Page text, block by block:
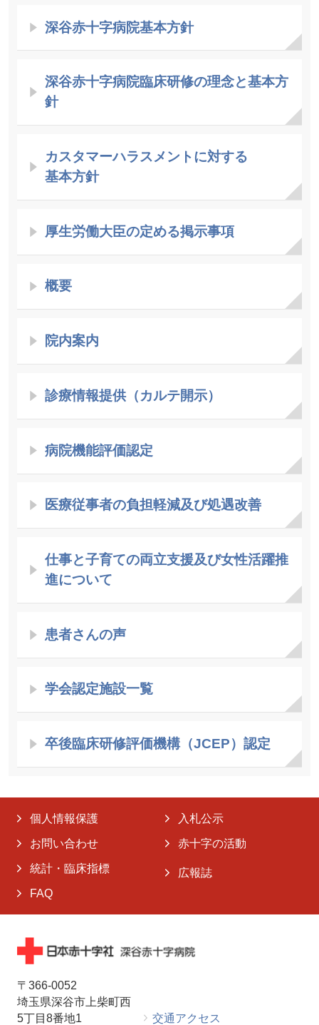
深谷赤十字病院基本方針
深谷赤十字病院臨床研修の理念と基本方
針
カスタマーハラスメントに対する
基本方針
厚生労働大臣の定める掲示事項
概要
院内案内
診療情報提供（カルテ開示）
病院機能評価認定
医療従事者の負担軽減及び処遇改善
仕事と子育ての両立支援及び女性活躍推
進について
患者さんの声
学会認定施設一覧
卒後臨床研修評価機構（JCEP）認定
個人情報保護 入札公示
お問い合わせ 赤十字の活動
統計・臨床指標
広報誌
FAQ
〒366-0052
埼玉県深谷市上柴町西
5丁目8番地1
交通アクセス